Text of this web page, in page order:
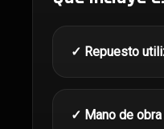
✓ Repuesto
✓ Mano de